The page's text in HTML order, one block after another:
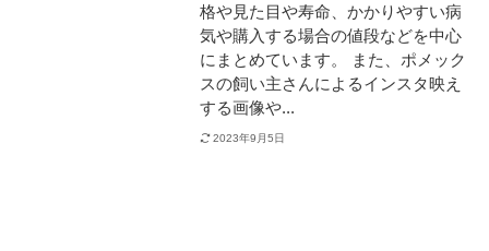
格や見た目や寿命、かかりやすい病
気や購入する場合の値段などを中心
にまとめています。 また、ポメック
スの飼い主さんによるインスタ映え
する画像や...
2023年9月5日